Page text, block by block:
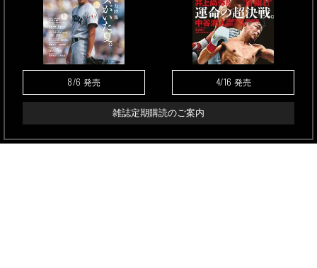
8/6 発売 4/16 発売
雑誌定期購読のご案内